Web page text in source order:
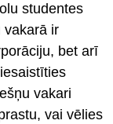
studentes
vakarā ir
bet arī
vakari
vai vēlies